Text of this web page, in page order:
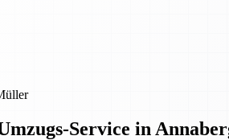
Service in